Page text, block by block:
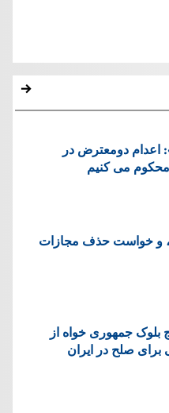
دومعترض در
می کنیم
و خواست حذف مجازات
بلوک جمهوری خواه از
برای صلح در ایران